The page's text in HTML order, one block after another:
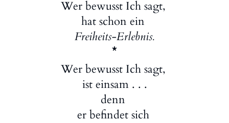
Wer bewusst Ich sagt,
hat schon ein
Freiheits-Erlebnis.
*
Wer bewusst Ich sagt,
ist einsam . . .
denn
er befindet sich